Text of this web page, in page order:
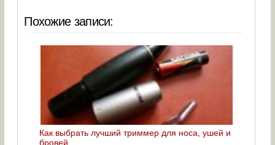
Похожие записи:
Как выбрать лучший триммер для носа, ушей и
бровей